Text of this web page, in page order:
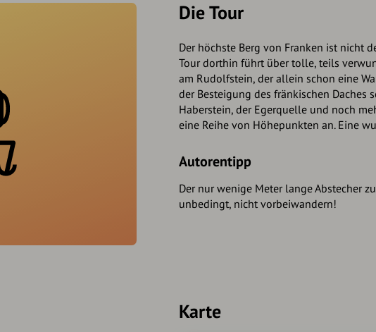
Die Tour
Der höchste Berg von Franken ist nicht
Tour dorthin führt über tolle, teils
am Rudolfstein, der allein schon eine
der Besteigung des fränkischen Daches
Haberstein, der Egerquelle und noch
eine Reihe von Höhepunkten an. Eine
Autorentipp
Der nur wenige Meter lange Abstecher
unbedingt, nicht vorbeiwandern!
Karte